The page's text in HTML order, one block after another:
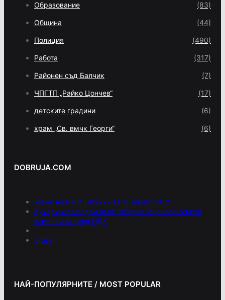
Образование (83)
Община (44)
Полиция (490)
Работа (317)
Районен съд Балчик (7)
ЧПГТП „Райко Цончев“ (17)
детските градини (6)
храм „Св. вмчк Георги“ (6)
DOBRUJA.COM
Меню на РМС Титаник за 11 април 1912
Кукери и самодейци от Община Мирково гониха
злите сили пред НДК
press
НАЙ-ПОПУЛЯРНИТЕ / MOST POPULAR